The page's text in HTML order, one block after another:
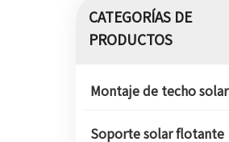
CATEGORÍAS DE
PRODUCTOS
Montaje de techo solar
Soporte solar flotante